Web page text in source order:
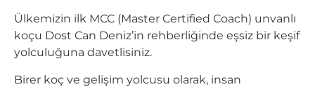
Ülkemizin ilk MCC (Master Certified Coach) unvanlı
koçu Dost Can Deniz’in rehberliğinde eşsiz bir keşif
yolculuğuna davetlisiniz.
Birer koç ve gelişim yolcusu olarak, insan